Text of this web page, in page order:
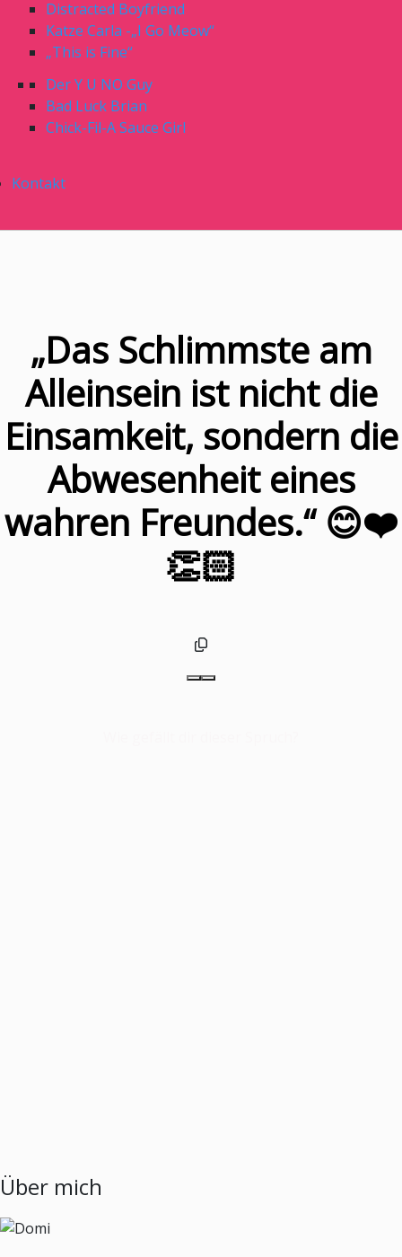
Distracted Boyfriend
Katze Carla -„I Go Meow“
„This is Fine“
Der Y U NO Guy
Bad Luck Brian
Chick-Fil-A Sauce Girl
Kontakt
„Das Schlimmste am
Alleinsein ist nicht die
Einsamkeit, sondern die
Abwesenheit eines
wahren Freundes.“ 😊❤️
👏🏻
Über mich